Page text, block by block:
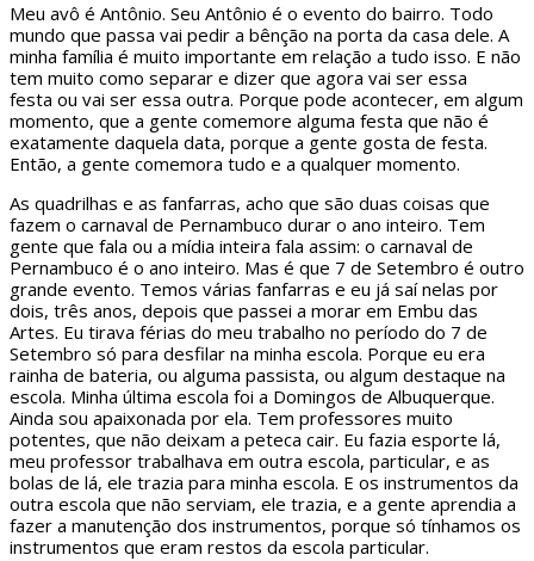
Meu avô é Antônio. Seu Antônio é o evento do bairro. Todo
mundo que passa vai pedir a bênção na porta da casa dele. A
minha família é muito importante em relação a tudo isso. E não
tem muito como separar e dizer que agora vai ser essa
festa ou vai ser essa outra. Porque pode acontecer, em algum
momento, que a gente comemore alguma festa que não é
exatamente daquela data, porque a gente gosta de festa.
Então, a gente comemora tudo e a qualquer momento.
As quadrilhas e as fanfarras, acho que são duas coisas que
fazem o carnaval de Pernambuco durar o ano inteiro. Tem
gente que fala ou a mídia inteira fala assim: o carnaval de
Pernambuco é o ano inteiro. Mas é que 7 de Setembro é outro
grande evento. Temos várias fanfarras e eu já saí nelas por
dois, três anos, depois que passei a morar em Embu das
Artes. Eu tirava férias do meu trabalho no período do 7 de
Setembro só para desfilar na minha escola. Porque eu era
rainha de bateria, ou alguma passista, ou algum destaque na
escola. Minha última escola foi a Domingos de Albuquerque.
Ainda sou apaixonada por ela. Tem professores muito
potentes, que não deixam a peteca cair. Eu fazia esporte lá,
meu professor trabalhava em outra escola, particular, e as
bolas de lá, ele trazia para minha escola. E os instrumentos da
outra escola que não serviam, ele trazia, e a gente aprendia a
fazer a manutenção dos instrumentos, porque só tínhamos os
instrumentos que eram restos da escola particular.